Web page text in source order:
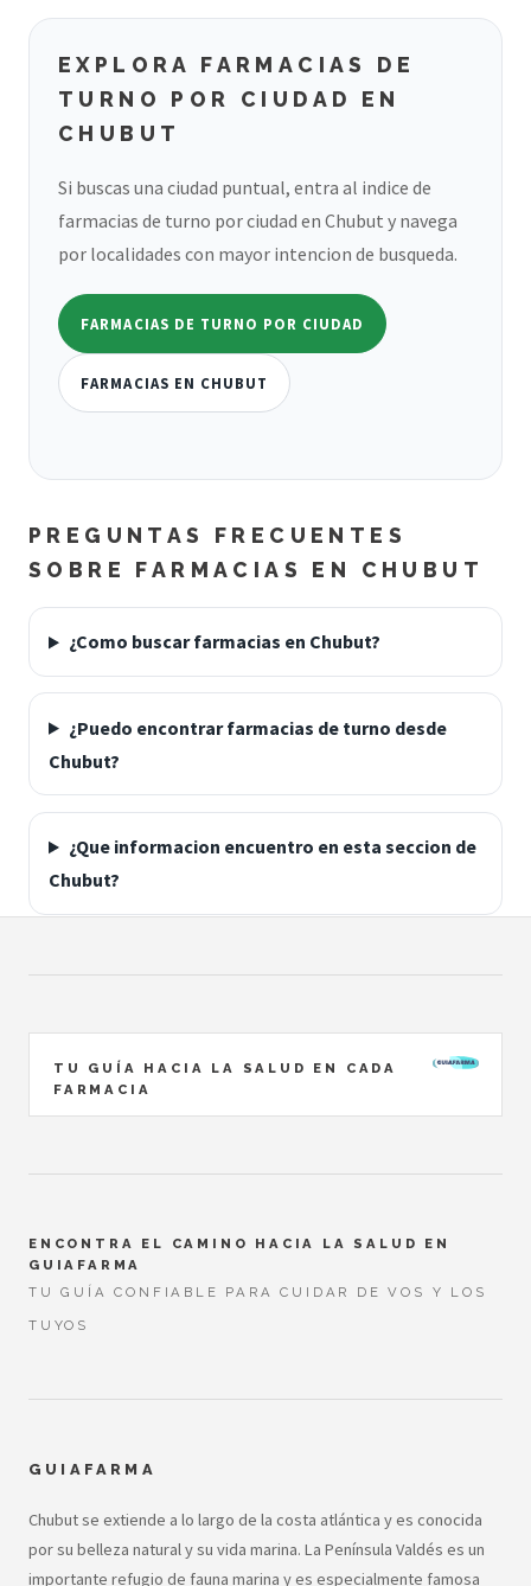
EXPLORA FARMACIAS DE
TURNO POR CIUDAD EN
CHUBUT
Si buscas una ciudad puntual, entra al indice de
farmacias de turno por ciudad en Chubut y navega
por localidades con mayor intencion de busqueda.
FARMACIAS DE TURNO POR CIUDAD
FARMACIAS EN CHUBUT
PREGUNTAS FRECUENTES
SOBRE FARMACIAS EN CHUBUT
¿Como buscar farmacias en Chubut?
¿Puedo encontrar farmacias de turno desde
Chubut?
¿Que informacion encuentro en esta seccion de
Chubut?
TU GUÍA HACIA LA SALUD EN CADA
FARMACIA
ENCONTRA EL CAMINO HACIA LA SALUD EN
GUIAFARMA
TU GUÍA CONFIABLE PARA CUIDAR DE VOS Y LOS
TUYOS
GUIAFARMA
Chubut se extiende a lo largo de la costa atlántica y es conocida
por su belleza natural y su vida marina. La Península Valdés es un
importante refugio de fauna marina y es especialmente famosa